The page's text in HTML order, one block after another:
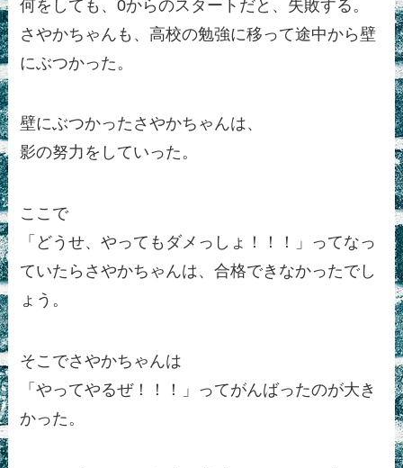
何をしても、0からのスタートだと、失敗する。
さやかちゃんも、高校の勉強に移って途中から壁
にぶつかった。
壁にぶつかったさやかちゃんは、
影の努力をしていった。
ここで
「どうせ、やってもダメっしょ！！！」ってなっ
ていたらさやかちゃんは、合格できなかったでし
ょう。
そこでさやかちゃんは
「やってやるぜ！！！」ってがんばったのが大き
かった。